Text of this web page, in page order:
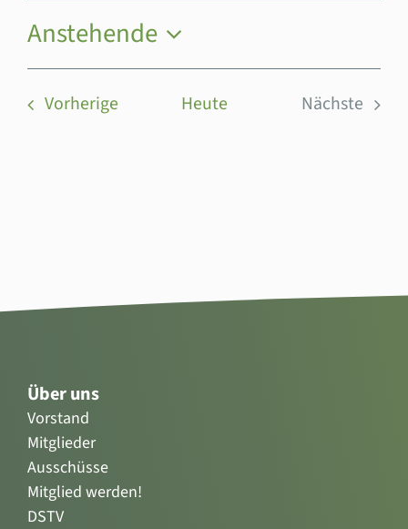
Anstehende
Datum
wählen.
VorherigeVeranstaltungen
Heute
Nächste
Über uns
Vorstand
Mitglieder
Ausschüsse
Mitglied werden!
DSTV